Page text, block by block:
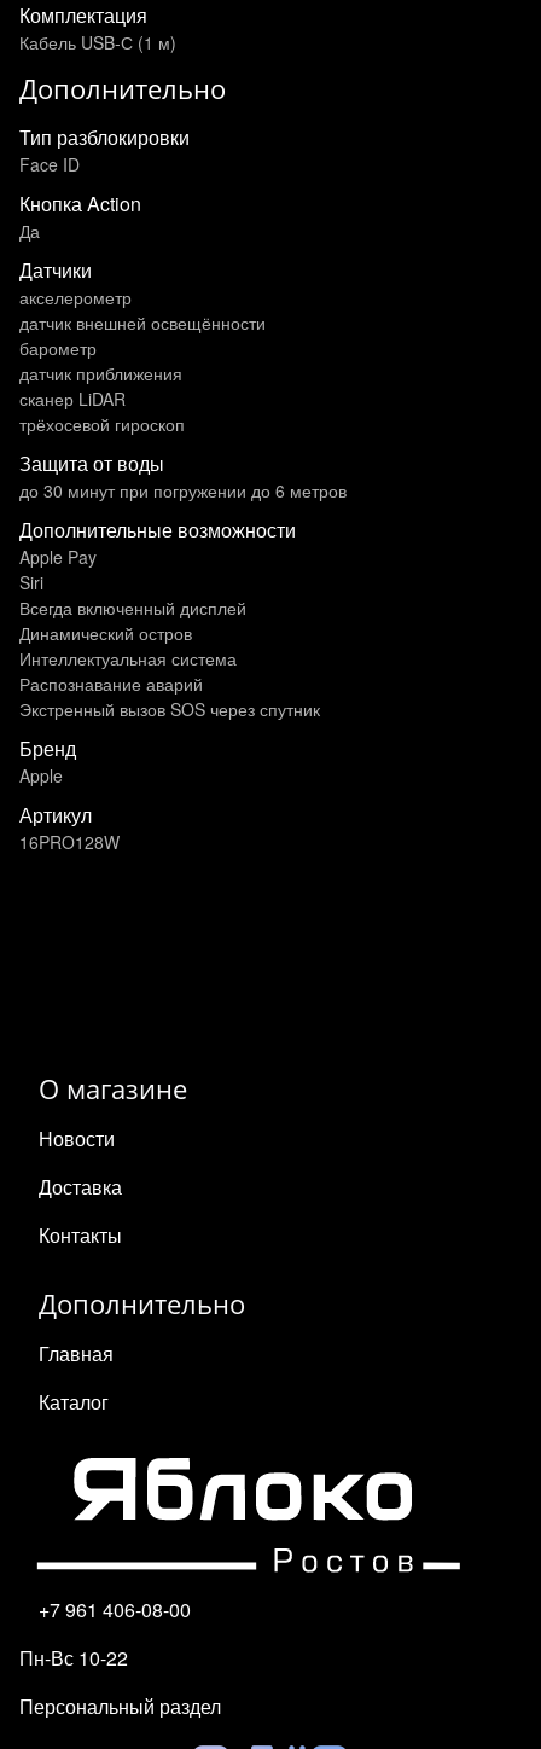
Комплектация
Кабель USB-С (1 м)
Дополнительно
Тип разблокировки
Face ID
Кнопка Action
Да
Датчики
акселерометр
датчик внешней освещённости
барометр
датчик приближения
сканер LiDAR
трёхосевой гироскоп
Защита от воды
до 30 минут при погружении до 6 метров
Дополнительные возможности
Apple Pay
Siri
Всегда включенный дисплей
Динамический остров
Интеллектуальная система
Распознавание аварий
Экстренный вызов SOS через спутник
Бренд
Apple
Артикул
16PRO128W
О магазине
Новости
Доставка
Контакты
Дополнительно
Главная
Каталог
+7 961 406-08-00
Пн-Вс 10-22
Персональный раздел